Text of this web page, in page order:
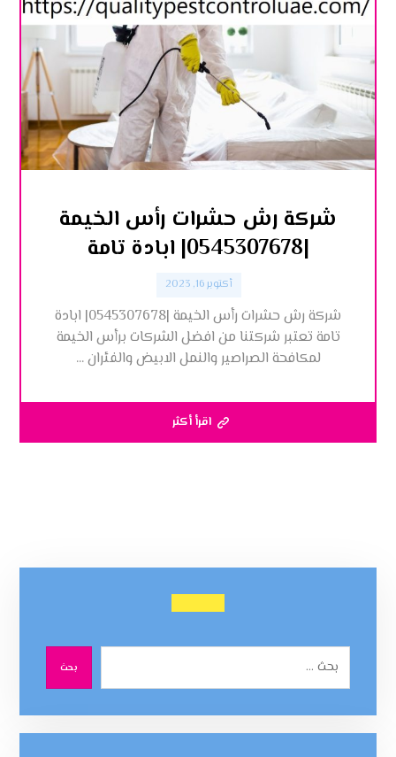
شركة رش حشرات رأس الخيمة
|0545307678| ابادة تامة
أكتوبر 16, 2023
شركة رش حشرات رأس الخيمة |0545307678| ابادة
تامة تعتبر شركتنا من افضل الشركات برأس الخيمة
لمكافحة الصراصير والنمل الابيض والفئران ...
اقرأ أكثر
بحث